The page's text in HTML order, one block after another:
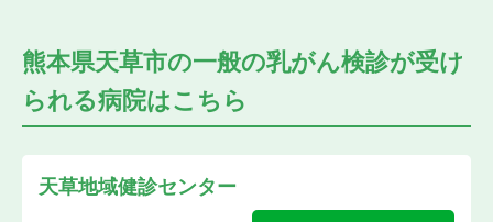
熊本県天草市の一般の乳がん検診が受け
られる病院はこちら
天草地域健診センター